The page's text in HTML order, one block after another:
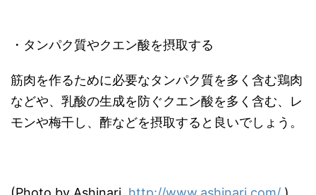
・タンパク質やクエン酸を摂取する
筋肉を作るために必要なタンパク質を多く含む鶏肉
などや、乳酸の生成を防ぐクエン酸を多く含む、レ
モンや梅干し、酢などを摂取すると良いでしょう。